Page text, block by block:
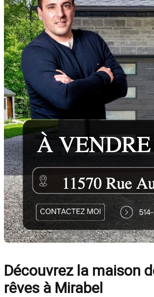
Découvrez la maison
rêves à Mirabel